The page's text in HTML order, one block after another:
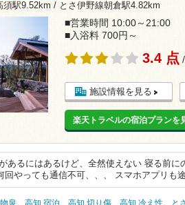
須駅9.52km / とさ伊野線朝倉駅4.82km
■営業時間 10:00～21:00
■入浴料 700円～
3.4 点
施設情報を見る
楽天トラベルの宿泊プランを
あるにはあるけど、全然使えない 寝る前に
回やっても通信不可、、、 スマホアプリも
泉 高知 宿泊 高知 切り傷 高知 冷え性 と